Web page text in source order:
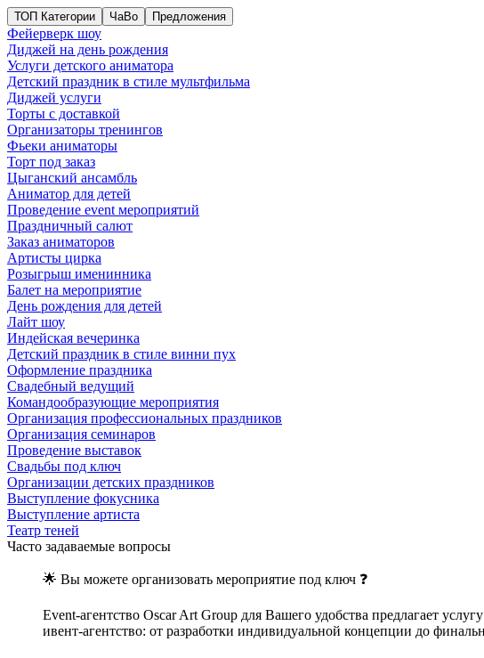
ТОП Категории ЧаВо Предложения
Фейерверк шоу
Диджей на день рождения
Услуги детского аниматора
Детский праздник в стиле мультфильма
Диджей услуги
Торты с доставкой
Организаторы тренингов
Фьеки аниматоры
Торт под заказ
Цыганский ансамбль
Аниматор для детей
Проведение event мероприятий
Праздничный салют
Заказ аниматоров
Артисты цирка
Розыгрыш именинника
Балет на мероприятие
День рождения для детей
Лайт шоу
Индейская вечеринка
Детский праздник в стиле винни пух
Оформление праздника
Свадебный ведущий
Командообразующие мероприятия
Организация профессиональных праздников
Организация семинаров
Проведение выставок
Свадьбы под ключ
Организации детских праздников
Выступление фокусника
Выступление артиста
Театр теней
Часто задаваемые вопросы
🌟 Вы можете организовать мероприятие под ключ ❓
Еvent-агентство Оscar Art Group для Вашего удобства предлагает
ивент-агентство: от разработки индивидуальной концепции до